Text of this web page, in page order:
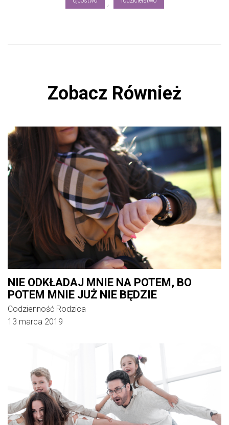
,
Zobacz Również
NIE ODKŁADAJ MNIE NA POTEM, BO
POTEM MNIE JUŻ NIE BĘDZIE
Codzienność Rodzica
13 marca 2019